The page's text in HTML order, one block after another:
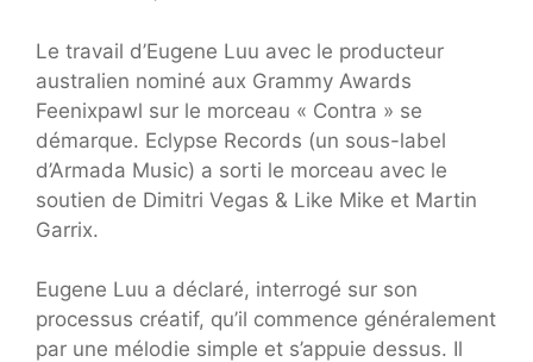
Le travail d’Eugene Luu avec le producteur
australien nominé aux Grammy Awards
Feenixpawl sur le morceau « Contra » se
démarque. Eclypse Records (un sous-label
d’Armada Music) a sorti le morceau avec le
soutien de Dimitri Vegas & Like Mike et Martin
Garrix.
Eugene Luu a déclaré, interrogé sur son
processus créatif, qu’il commence généralement
par une mélodie simple et s’appuie dessus. Il